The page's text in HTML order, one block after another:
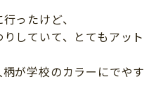
ったけど、
していて、とてもアット
が学校のカラーにでやす